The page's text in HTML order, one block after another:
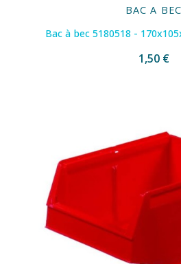
BAC A BEC
Bac à bec 5180518 -
1,50 €